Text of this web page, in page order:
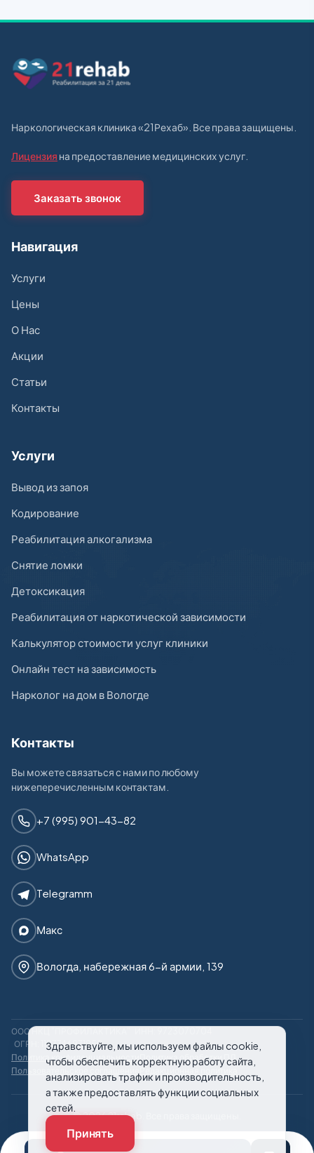
Наркологическая клиника «21Рехаб». Все права защищены.
Лицензия на предоставление медицинских услуг.
Заказать звонок
Навигация
Услуги
Цены
О Нас
Акции
Статьи
Контакты
Услуги
Вывод из запоя
Кодирование
Реабилитация алкогализма
Снятие ломки
Детоксикация
Реабилитация от наркотической зависимости
Калькулятор стоимости услуг клиники
Онлайн тест на зависимость
Нарколог на дом в Вологде
Контакты
Вы можете связаться с нами по любому
нижеперечисленным контактам.
+7 (995) 901-43-82
WhatsApp
Telegramm
Макс
Вологда, набережная 6-й армии, 139
ООО НКЦ "ПРОФИЛАКТИКА"
ОГРН: 1187746971950
Политика конфиденциальностиПолитика обработки ПД
Пользовательское соглашение Редакционная политика
© 2026 21rehab. Все права защищены.
Здравствуйте, мы используем файлы cookie,
чтобы обеспечить корректную работу сайта,
анализировать трафик и производительность,
а также предоставлять функции социальных
сетей.
Принять